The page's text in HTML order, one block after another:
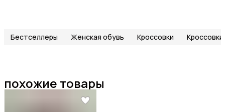
Бестселлеры Женская обувь Кроссовки Кроссовки
похожие товары